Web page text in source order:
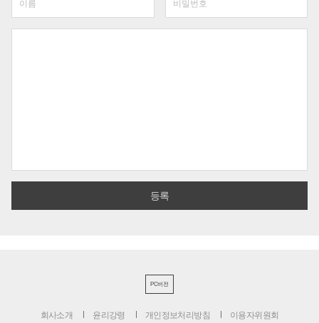
PC버전
회사소개 윤리강령 개인정보처리방침 이용자위원회